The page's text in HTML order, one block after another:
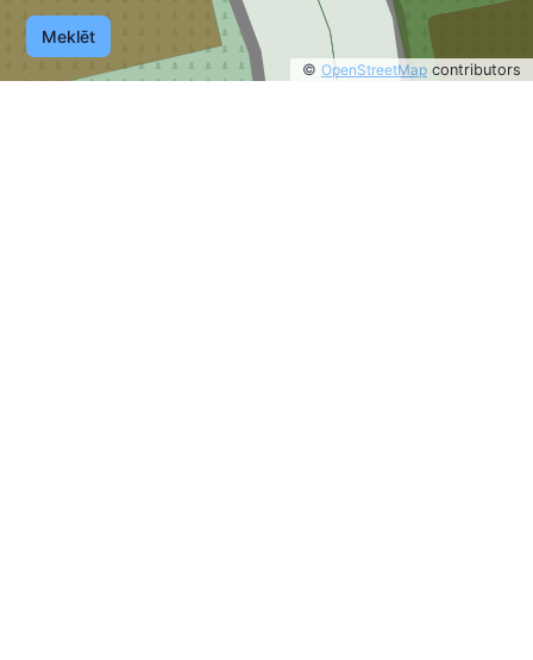
Meklēt
© OpenStreetMap contributors